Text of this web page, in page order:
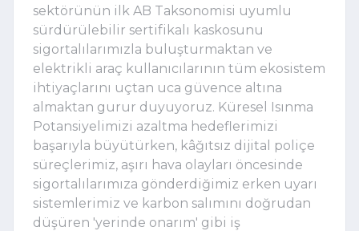
sektörünün ilk AB Taksonomisi uyumlu
sürdürülebilir sertifikalı kaskosunu
sigortalılarımızla buluşturmaktan ve
elektrikli araç kullanıcılarının tüm ekosistem
ihtiyaçlarını uçtan uca güvence altına
almaktan gurur duyuyoruz. Küresel Isınma
Potansiyelimizi azaltma hedeflerimizi
başarıyla büyütürken, kâğıtsız dijital poliçe
süreçlerimiz, aşırı hava olayları öncesinde
sigortalılarımıza gönderdiğimiz erken uyarı
sistemlerimiz ve karbon salımını doğrudan
düşüren 'yerinde onarım' gibi iş